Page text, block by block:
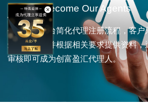
How To Become Our Agents
创富盈汇平台简化代理注册流程，客户
进行注册，并根据相关要求提供资料，
审核即可成为创富盈汇代理人。